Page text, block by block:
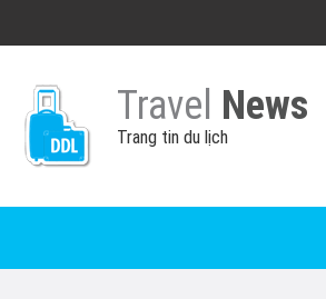
Travel News
Trang tin du lịch